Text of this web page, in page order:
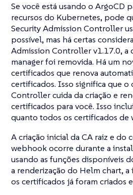
Se você está usando o ArgoCD
recursos do Kubernetes, pode
Security Admission Controller
possível, mas há certas
Admission Controller v1.17.0, a
manager foi removida. Há um
certificados que renova
certificados. Isso significa que
Controller cuida da criação e
certificados para você. Isso
quanto todos os certificados de
A criação inicial da CA raiz e do
webhook ocorre durante a
usando as funções disponíveis
a renderização do Helm chart, a
os certificados já foram criados